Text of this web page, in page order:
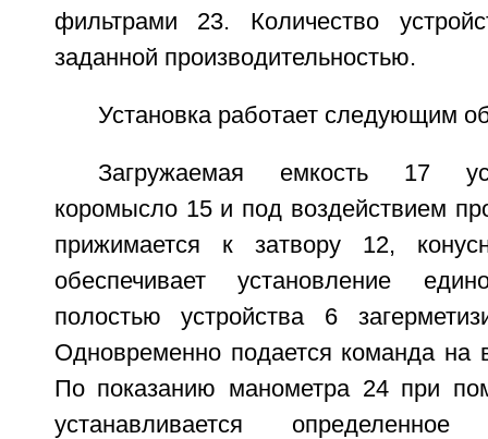
фильтрами 23. Количество
заданной производительностью.
Установка работает следующим
Загружаемая емкость 17
коромысло 15 и под воздействием
прижимается к затвору 12,
обеспечивает установление
полостью устройства 6
Одновременно подается команда на
По показанию манометра 24 при
устанавливается определенное